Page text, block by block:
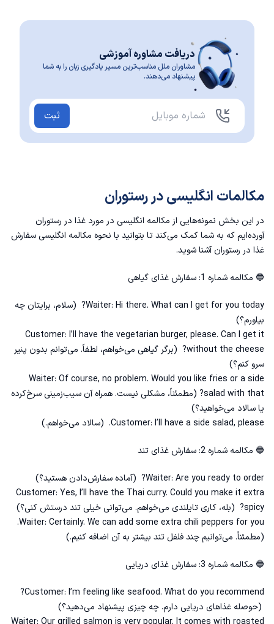
دریافت مشاوره آموزشی
مشاوران ملل مناسب‌ترین مسیر یادگیری زبان را به شما
پیشنهاد می‌دهند.
ثبت
مکالمات انگلیسی در رستوران
در این بخش نمونه‌هایی از مکالمه انگلیسی در مورد غذا در رستوران
آورده‌ایم که به شما کمک می‌کند تا بتوانید با نحوه مکالمه انگلیسی سفارش
غذا در رستوران آشنا شوید.
🔵 مکالمه شماره 1: سفارش غذای گیاهی
Waiter: Hi there. What can I get for you today? (سلام، برایتان چه
بیاورم؟)
Customer: I’ll have the vegetarian burger, please. Can I get it
without the cheese? (برگر گیاهی می‌خواهم، لطفاً. می‌توانم بدون پنیر
سرو کنم؟)
Waiter: Of course, no problem. Would you like fries or a side
salad with that? (مطمئناً، مشکلی نیست. همراه آن سیب‌زمینی سرخ‌کرده
یا سالاد می‌خواهید؟)
Customer: I’ll have a side salad, please. (سالاد می‌خواهم.)
🔵 مکالمه شماره 2: سفارش غذای تند
Waiter: Are you ready to order? (آماده سفارش‌دادن هستید؟)
Customer: Yes, I’ll have the Thai curry. Could you make it extra
spicy? (بله، کاری تایلندی می‌خواهم. می‌توانی خیلی تند درستش کنی؟)
Waiter: Certainly. We can add some extra chili peppers for you.
(مطمئناً. می‌توانیم چند فلفل تند بیشتر به آن اضافه کنیم.)
🔵 مکالمه شماره 3: سفارش غذای دریایی
Customer: I’m feeling like seafood. What do you recommend?
(حوصله غذاهای دریایی دارم. چه چیزی پیشنهاد می‌دهید؟)